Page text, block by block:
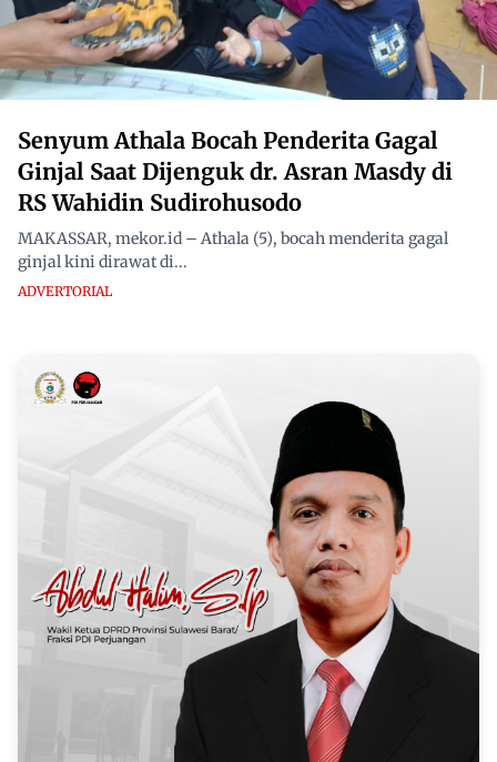
Senyum Athala Bocah Penderita Gagal
Ginjal Saat Dijenguk dr. Asran Masdy di
RS Wahidin Sudirohusodo
MAKASSAR, mekor.id – Athala (5), bocah menderita gagal
ginjal kini dirawat di...
ADVERTORIAL